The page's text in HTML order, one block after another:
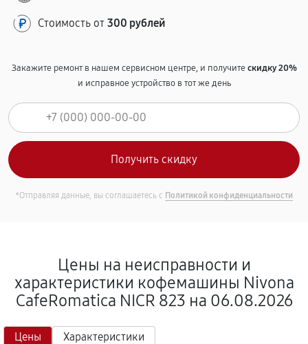
Стоимость от 300 рублей
Закажите ремонт в нашем сервисном центре, и получитескидку 20%
и исправное устройство в тот же день
*Отправляя данные, вы соглашаетесь с Политикой конфиденциальности
Цены на неисправности и
характеристики кофемашины Nivona
CafeRomatica NICR 823 на 06.08.2026
Цены Характеристики